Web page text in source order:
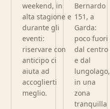
weekend, in
alta stagione e
durante gli
eventi:
riservare con
anticipo ci
aiuta ad
accoglierti
meglio.
Bernardo
151, a
Garda:
poco fuori
dal centro
e dal
lungolago,
in una
zona
tranquilla